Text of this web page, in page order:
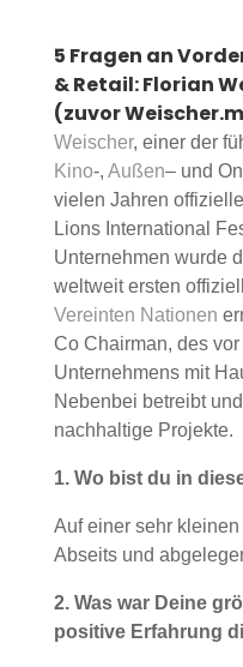
5 Fragen an
& Retail: Florian
(zuvor
Weischer, einer der
Kino-, Außen– und
vielen Jahren
Lions International
Unternehmen wurde
weltweit ersten
Vereinten Nationen
Co Chairman, des
Unternehmens mit
Nebenbei betreibt
nachhaltige Projekte.
1. Wo bist du in
Auf einer sehr
Abseits und
2. Was war Deine
positive Erfahrung